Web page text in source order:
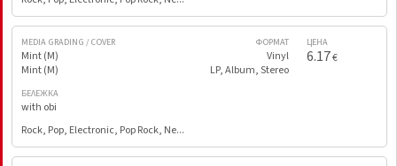
MEDIA GRADING / COVER
Mint (M)
Mint (M)
ФОРМАТ
Vinyl
LP, Album, Stereo
ЦЕНА
6.17€
БЕЛЕЖКА
with obi
Rock, Pop, Electronic, Pop Rock, Ne...